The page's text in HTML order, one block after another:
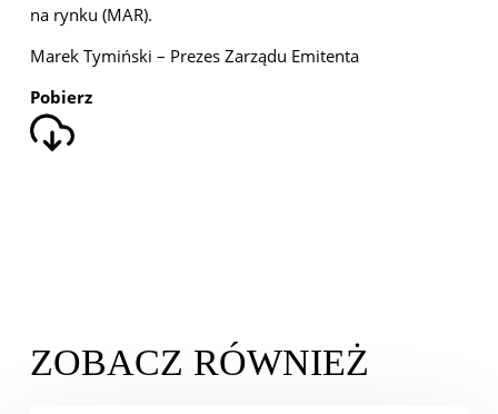
na rynku (MAR).
Marek Tymiński – Prezes Zarządu Emitenta
Pobierz